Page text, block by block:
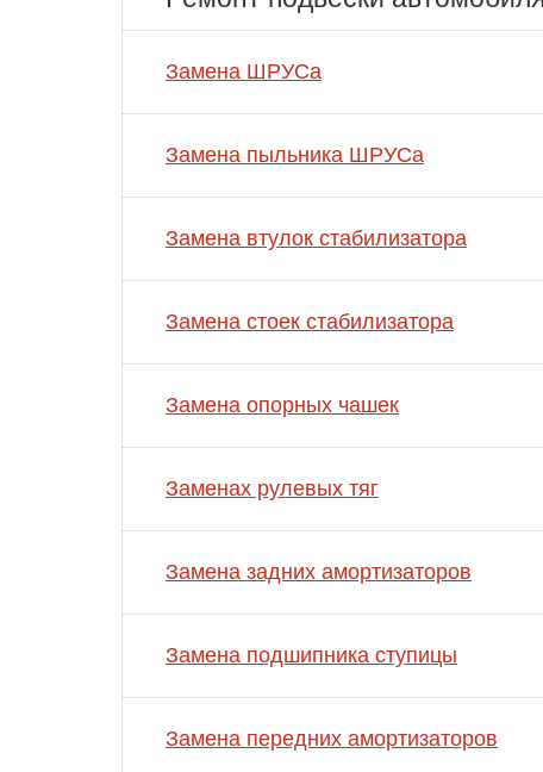
Замена ШРУСа
Замена пыльника ШРУСа
Замена втулок стабилизатора
Замена стоек стабилизатора
Замена опорных чашек
Заменах рулевых тяг
Замена задних амортизаторов
Замена подшипника ступицы
Замена передних амортизаторов